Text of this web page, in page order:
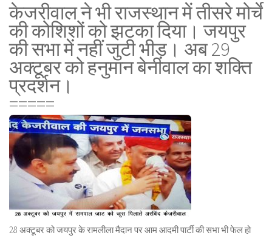
केजरीवाल ने भी राजस्थान में तीसरे मोर्चे
की कोशिशों को झटका दिया। जयपुर
की सभा में नहीं जुटी भीड़। अब 29
अक्टूबर को हनुमान बेनीवाल का शक्ति
प्रदर्शन।
=====
28 अक्टूबर को जयपुर के रामलीला मैदान पर आम आदमी पार्टी की सभा भी फेल हो